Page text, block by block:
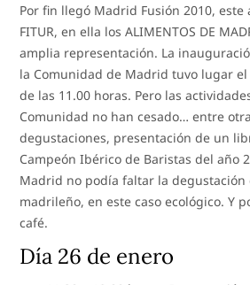
Por fin llegó Madrid Fusión 2010, este
FITUR, en ella los ALIMENTOS DE
amplia representación. La
la Comunidad de Madrid tuvo lugar
de las 11.00 horas. Pero las
Comunidad no han cesado… entre
degustaciones, presentación de un
Campeón Ibérico de Baristas del año
Madrid no podía faltar la degustación
madrileño, en este caso ecológico. Y
café.
Día 26 de enero